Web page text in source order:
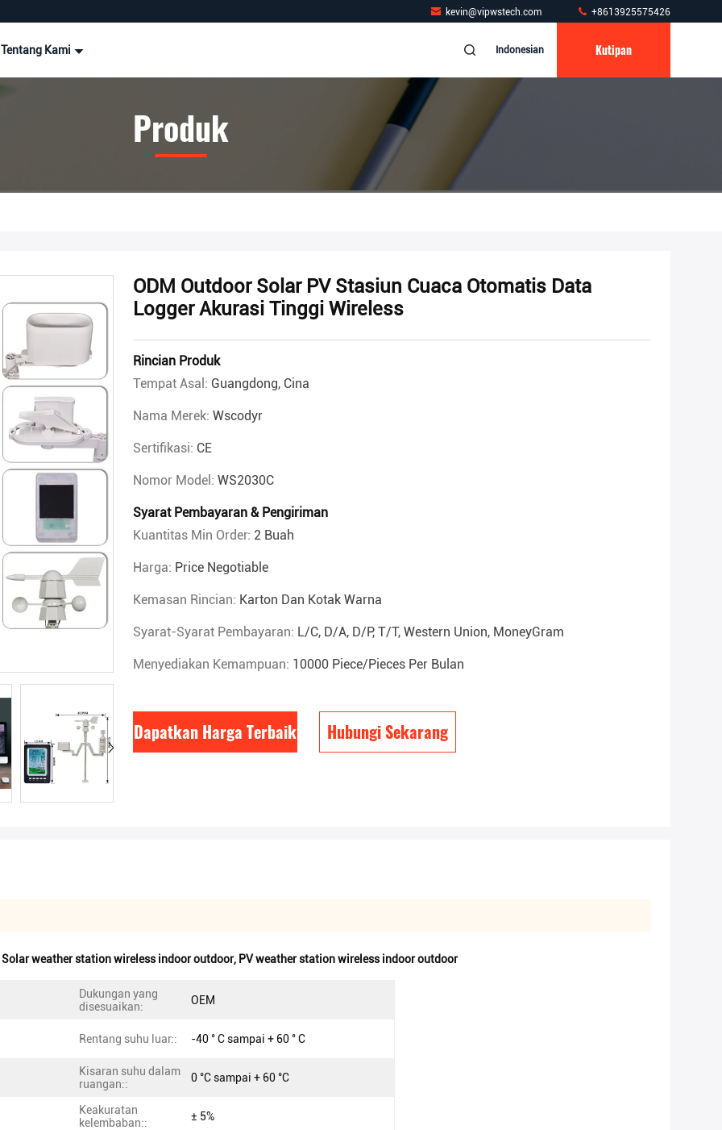
kevin@vipwstech.com +8613925575426
Tentang Kami Indonesian Kutipan
Produk
ODM Outdoor Solar PV Stasiun Cuaca Otomatis Data
Logger Akurasi Tinggi Wireless
Rincian Produk
Tempat Asal: Guangdong, Cina
Nama Merek: Wscodyr
Sertifikasi: CE
Nomor Model: WS2030C
Syarat Pembayaran & Pengiriman
Kuantitas Min Order: 2 Buah
Harga: Price Negotiable
Kemasan Rincian: Karton Dan Kotak Warna
Syarat-Syarat Pembayaran: L/C, D/A, D/P, T/T, Western Union, MoneyGram
Menyediakan Kemampuan: 10000 Piece/Pieces Per Bulan
Dapatkan Harga Terbaik Hubungi Sekarang
Solar weather station wireless indoor outdoor, PV weather station wireless indoor outdoor
Dukungan yang
disesuaikan:
OEM
Rentang suhu luar:: -40 ° C sampai + 60 ° C
Kisaran suhu dalam
ruangan::
0 °C sampai + 60 °C
Keakuratan
kelembaban::
± 5%